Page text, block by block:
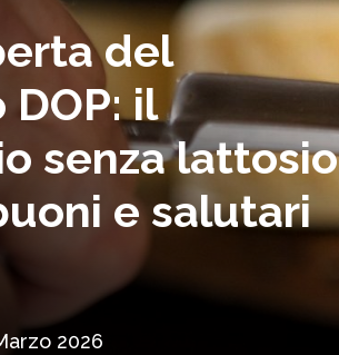
del
il
senza lattosio
e salutari
2026